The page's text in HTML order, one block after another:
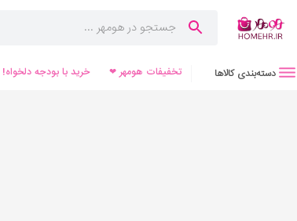
دسته‌بندی کالاها تخفیفات هومهر ❤ خرید با بودجه دلخواه!